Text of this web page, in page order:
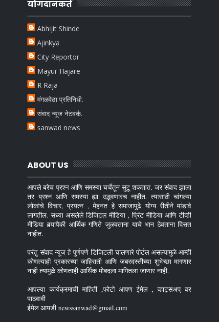
योगदानकर्ते
Abhijit Shinde
Ajinkya
City Reportor
Mayur Hajare
R Raja
मंगळवेढा प्रतिनिधी.
संवाद न्यूज नेटवर्क.
sanwad news
ABOUT US
आपले बरेच प्रश्न आणि समस्या चर्चेतून सुटू शकतात. जर संवाद झाला
तर प्रश्न आणि समस्या ह्या उद्भवणारच नाहीत. त्यासाठी चांगल्या
लोकांचे विचार, प्रयत्न , मेहनत हे समाजापुढे योग्य रीतीने मांडावे
लागतील. सध्या असलेले डिजिटल मीडिया , प्रिंट मीडिया आणि टीव्ही
मीडिया बर्‍यापैकी आर्थिक गणिते जुळवताना याचे भान ठेवताना दिसत
नाहीत.
परंतु संवाद न्यूज हे पुर्णपणे डिजिटली चालणारे पोर्टल असल्यामुळे आम्ही
कोणत्याही प्रकारच्या जाहिराती आणि जबरदस्तीच्या शुभेच्छा मागणार
नाही त्यामुळे कोणताही आर्थिक मोबदला मागितला जाणार नाही.
आपल्या कार्यक्रमाची माहिती ,फोटो आपण ईमेल , व्हाट्सअप् वर
पाठवावी
ईमेल आयडी newssanwad@gmail.com